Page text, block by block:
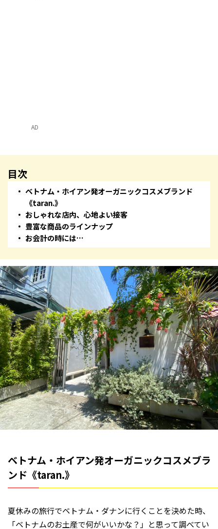
AD
目次
ベトナム・ホイアン発オーガニックコスメブランド
《taran.》
おしゃれな店内、心地よい接客
豊富な商品のラインナップ
お会計の時には…
ベトナム・ホイアン発オーガニックコスメブラ
ンド《taran.》
夏休みの旅行でベトナム・ダナンに行くことを決めた時、
「ベトナムのお土産で何がいいかな？」と思って調べてい